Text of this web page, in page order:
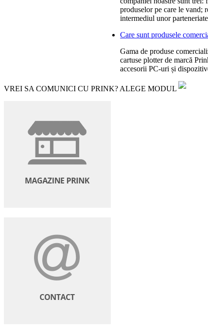
produselor pe care le vand;
intermediul unor
Care sunt produsele
Gama de produse
cartuse plotter de marcă
accesorii PC-uri și
VREI SA COMUNICI CU PRINK? ALEGE MODUL